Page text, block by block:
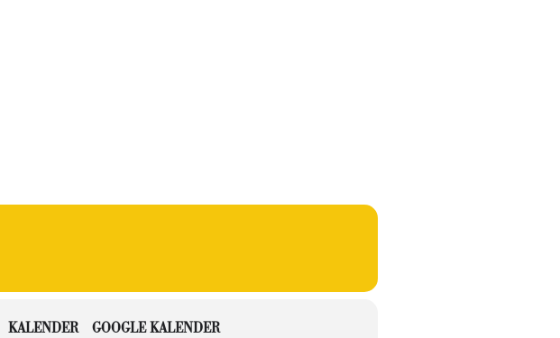
KALENDER GOOGLE KALENDER